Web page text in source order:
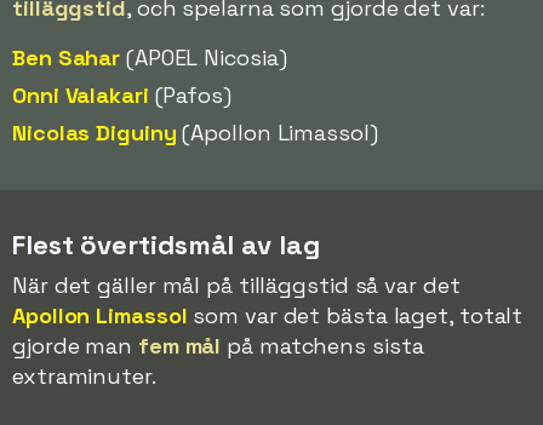
tilläggstid, och spelarna som gjorde det var:
Ben Sahar (APOEL Nicosia)
Onni Valakari (Pafos)
Nicolas Diguiny (Apollon Limassol)
Flest övertidsmål av lag
När det gäller mål på tilläggstid så var det
Apollon Limassol som var det bästa laget, totalt
gjorde man fem mål på matchens sista
extraminuter.